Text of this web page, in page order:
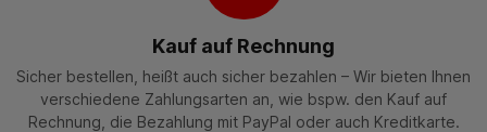
Kauf auf Rechnung
Sicher bestellen, heißt auch sicher bezahlen – Wir bieten Ihnen
verschiedene Zahlungsarten an, wie bspw. den Kauf auf
Rechnung, die Bezahlung mit PayPal oder auch Kreditkarte.